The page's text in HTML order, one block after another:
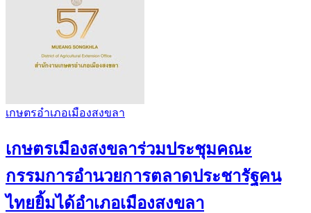
เกษตรอำเภอเมืองสงขลา
เกษตรเมืองสงขลาร่วมประชุมคณะ
กรรมการอำนวยการตลาดประชารัฐคน
ไทยยิ้มได้อำเภอเมืองสงขลา